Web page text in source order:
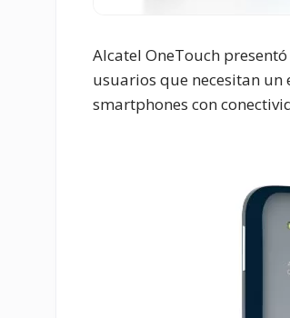
Alcatel OneTouch
usuarios que necesitan
smartphones con